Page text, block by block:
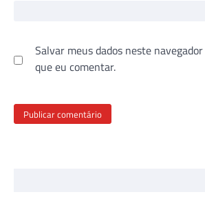
Salvar meus dados neste
que eu comentar.